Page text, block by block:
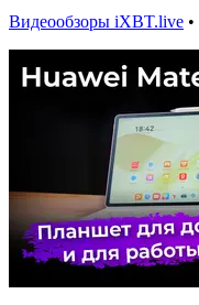
Видеообзоры iXBT.live •